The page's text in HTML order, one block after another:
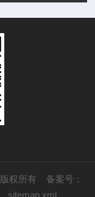
版权所有 备案号：
sitemap.xml